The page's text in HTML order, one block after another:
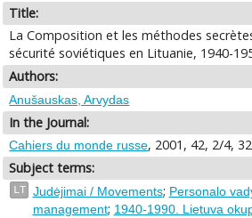
Title:
La Composition et les méthodes
sécurité soviétiques en Lituanie, 1940-
Authors:
Anušauskas, Arvydas
In the Journal:
Cahiers du monde russe, 2001, 42, 2/4,
Subject terms:
LT Judėjimai / Movements; Personalo
management; 1940-1990. Lietuva